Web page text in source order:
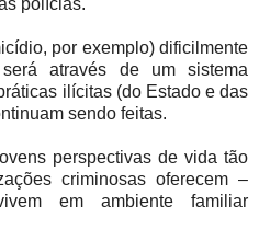
por exemplo) dificilmente
através de um sistema
ilícitas (do Estado e das
sendo feitas.
perspectivas de vida tão
criminosas oferecem –
em ambiente familiar